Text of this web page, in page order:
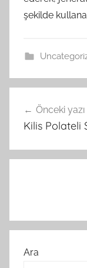
şekilde
gezinmesi
Önceki yazı
Kilis Polateli
Ara